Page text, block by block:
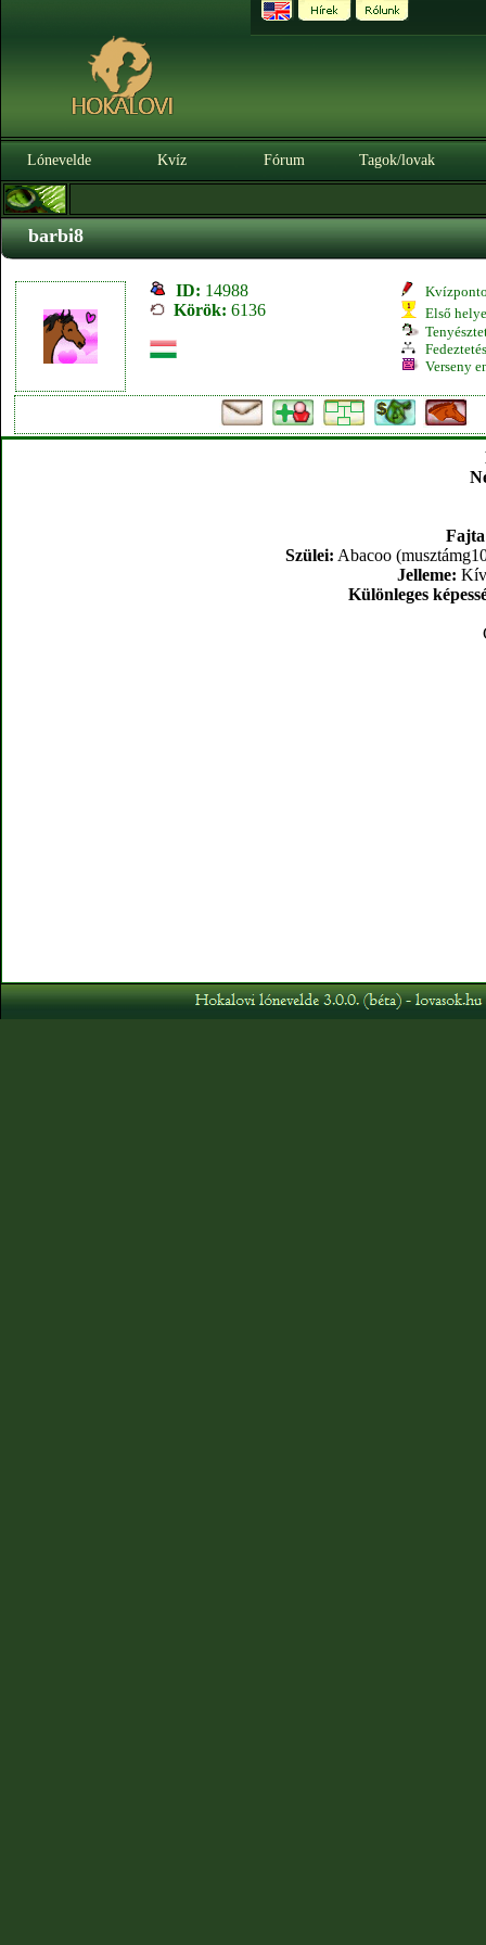
Lónevelde Kvíz Fórum Tagok/lovak
barbi8
ID: 14988
Körök: 6136
Első
Verseny